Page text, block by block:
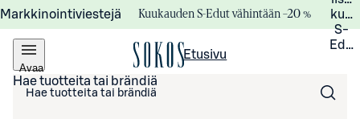
Markkinointiviestejä Kuukauden S-Edut vähintään –20 %
S-
Avaa
valikko
Etusivu
Hae tuotteita tai brändiä